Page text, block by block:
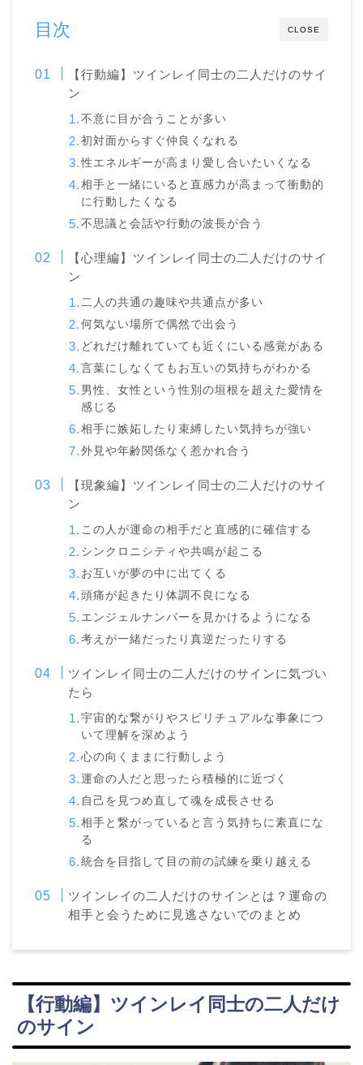
CLOSE
目次
【行動編】ツインレイ同士の二人だけのサイ
ン
不意に目が合うことが多い
初対面からすぐ仲良くなれる
性エネルギーが高まり愛し合いたいくなる
相手と一緒にいると直感力が高まって衝動的
に行動したくなる
不思議と会話や行動の波長が合う
【心理編】ツインレイ同士の二人だけのサイ
ン
二人の共通の趣味や共通点が多い
何気ない場所で偶然で出会う
どれだけ離れていても近くにいる感覚がある
言葉にしなくてもお互いの気持ちがわかる
男性、女性という性別の垣根を超えた愛情を
感じる
相手に嫉妬したり束縛したい気持ちが強い
外見や年齢関係なく惹かれ合う
【現象編】ツインレイ同士の二人だけのサイ
ン
この人が運命の相手だと直感的に確信する
シンクロニシティや共鳴が起こる
お互いが夢の中に出てくる
頭痛が起きたり体調不良になる
エンジェルナンバーを見かけるようになる
考えが一緒だったり真逆だったりする
ツインレイ同士の二人だけのサインに気づい
たら
宇宙的な繋がりやスピリチュアルな事象につ
いて理解を深めよう
心の向くままに行動しよう
運命の人だと思ったら積極的に近づく
自己を見つめ直して魂を成長させる
相手と繋がっていると言う気持ちに素直にな
る
統合を目指して目の前の試練を乗り越える
ツインレイの二人だけのサインとは？運命の
相手と会うために見逃さないでのまとめ
【行動編】ツインレイ同士の二人だけ
のサイン